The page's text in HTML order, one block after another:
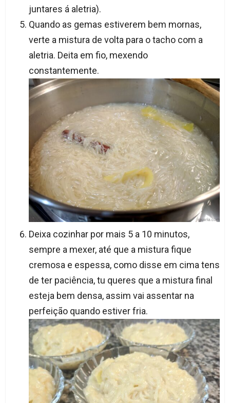
juntares á aletria).
Quando as gemas estiverem bem mornas,
verte a mistura de volta para o tacho com a
aletria. Deita em fio, mexendo
constantemente.
Deixa cozinhar por mais 5 a 10 minutos,
sempre a mexer, até que a mistura fique
cremosa e espessa, como disse em cima tens
de ter paciência, tu queres que a mistura final
esteja bem densa, assim vai assentar na
perfeição quando estiver fria.